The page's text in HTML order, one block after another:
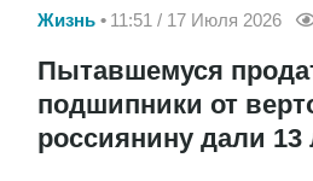
Жизнь 11:51 / 17 Июля 2026
Пытавшемуся
подшипники от
россиянину дали 13